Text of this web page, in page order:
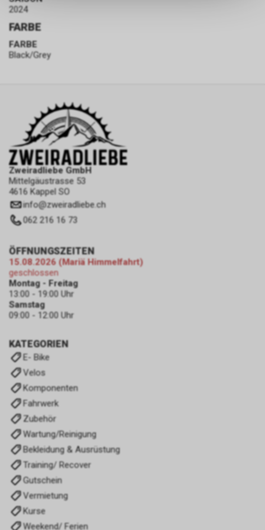
2024
FARBE
FARBE
Black/Grey
Zweiradliebe GmbH
Mittelgäustrasse 53
4616 Kappel SO
info@zweiradliebe.ch
062 216 16 73
KATEGORIEN
E- Bike
Velos
Komponenten
Fahrwerk
Zubehör
Wartung/Reinigung
Bekleidung & Ausrüstung
Training/ Recover
Gutschein
Vermietung
Kurse
Weekend/ Ferien
ÖFFNUNGSZEITEN
15.08.2026 (Mariä Himmelfahrt)
geschlossen
Montag - Freitag
13:00 - 19:00 Uhr
Samstag
09:00 - 12:00 Uhr